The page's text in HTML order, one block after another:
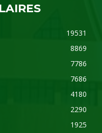
19531
8869
7786
7686
4180
2290
1925